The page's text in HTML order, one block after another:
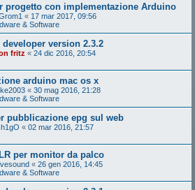
progetto con implementazione Arduino
« 17 mar 2017, 09:56
& Software
developer version 2.3.2
fritz « 24 dic 2016, 20:54
arduino mac os x
« 30 mag 2016, 21:28
& Software
pubblicazione epg sul web
« 02 mar 2016, 21:57
per monitor da palco
« 26 gen 2016, 14:45
& Software